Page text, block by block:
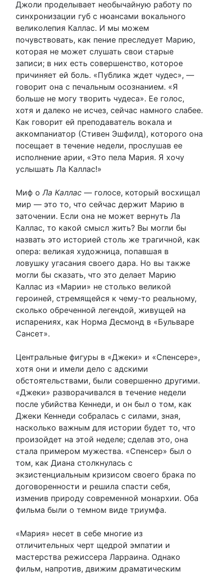
Джоли проделывает необычайную работу по
синхронизации губ с нюансами вокального
великолепия Каллас. И мы можем
почувствовать, как пение преследует Марию,
которая не может слушать свои старые
записи; в них есть совершенство, которое
причиняет ей боль. «Публика ждет чудес», —
говорит она с печальным осознанием. «Я
больше не могу творить чудеса». Ее голос,
хотя и далеко не исчез, сейчас намного слабее.
Как говорит ей преподаватель вокала и
аккомпаниатор (Стивен Эшфилд), которого она
посещает в течение недели, прослушав ее
исполнение арии, «Это пела Мария. Я хочу
услышать Ла Каллас!»
Миф о Ла Каллас — голосе, который восхищал
мир — это то, что сейчас держит Марию в
заточении. Если она не может вернуть Ла
Каллас, то какой смысл жить? Вы могли бы
назвать это историей столь же трагичной, как
опера: великая художница, попавшая в
ловушку угасания своего дара. Но вы также
могли бы сказать, что это делает Марию
Каллас из «Марии» не столько великой
героиней, стремящейся к чему-то реальному,
сколько обреченной легендой, живущей на
испарениях, как Норма Десмонд в «Бульваре
Сансет».
Центральные фигуры в «Джеки» и «Спенсере»,
хотя они и имели дело с адскими
обстоятельствами, были совершенно другими.
«Джеки» разворачивался в течение недели
после убийства Кеннеди, и он был о том, как
Джеки Кеннеди собралась с силами, зная,
насколько важным для истории будет то, что
произойдет на этой неделе; сделав это, она
стала примером мужества. «Спенсер» был о
том, как Диана столкнулась с
экзистенциальным кризисом своего брака по
договоренности и решила спасти себя,
изменив природу современной монархии. Оба
фильма были о темном виде триумфа.
«Мария» несет в себе многие из
отличительных черт щедрой эмпатии и
мастерства режиссера Ларраина. Однако
фильм, напротив, движим драматическим